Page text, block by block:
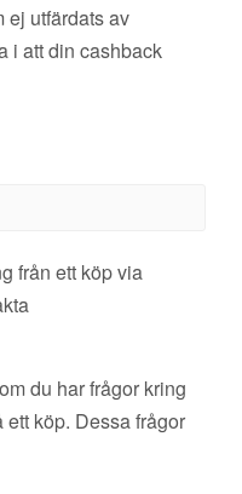
ej utfärdats av
i att din cashback
från ett köp via
du har frågor kring
köp. Dessa frågor